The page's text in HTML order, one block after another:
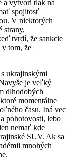
a vytvorí tlak na
spojitosť
V niektorých
strany,
tvrdí, že sankcie
v tom, že
ukrajinskými
je veľký
dlhodobých
momentálne
času. Iná vec
pohotovosti, lebo
nemať kde
SUV. Ak sa
mnohých